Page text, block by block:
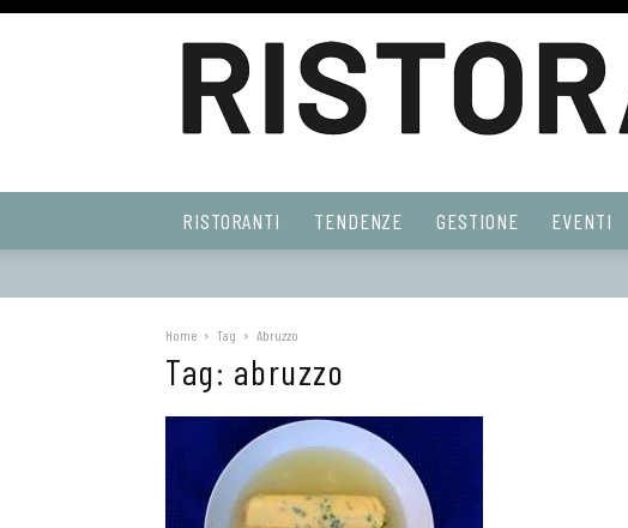
Web
RISTORANTI TENDENZE GESTIONE EVENTI
Home Tag Abruzzo
Tag: abruzzo